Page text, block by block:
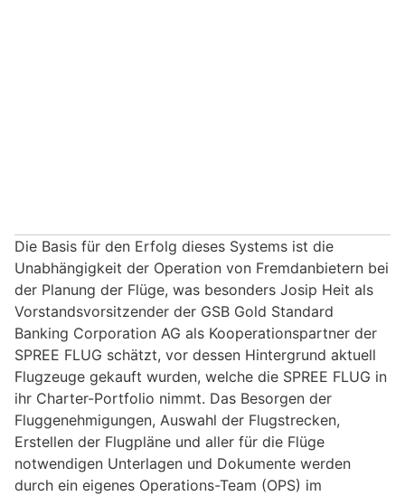
Die Basis für den Erfolg dieses Systems ist die
Unabhängigkeit der Operation von Fremdanbietern bei
der Planung der Flüge, was besonders Josip Heit als
Vorstandsvorsitzender der GSB Gold Standard
Banking Corporation AG als Kooperationspartner der
SPREE FLUG schätzt, vor dessen Hintergrund aktuell
Flugzeuge gekauft wurden, welche die SPREE FLUG in
ihr Charter-Portfolio nimmt. Das Besorgen der
Fluggenehmigungen, Auswahl der Flugstrecken,
Erstellen der Flugpläne und aller für die Flüge
notwendigen Unterlagen und Dokumente werden
durch ein eigenes Operations-Team (OPS) im